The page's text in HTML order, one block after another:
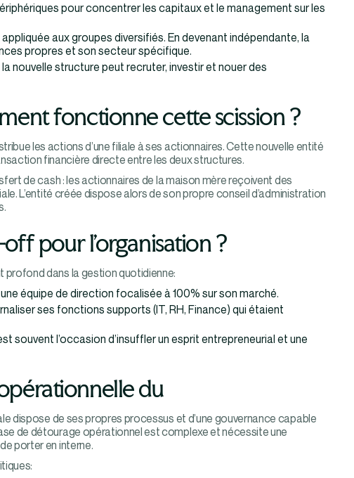
pour concentrer les capitaux et le management sur les
aux groupes diversifiés. En devenant indépendante, la
propres et son secteur spécifique.
nouvelle structure peut recruter, investir et nouer des
fonctionne cette scission ?
les actions d’une filiale à ses actionnaires. Cette nouvelle entité
financière directe entre les deux structures.
de cash : les actionnaires de la maison mère reçoivent des
L’entité créée dispose alors de son propre conseil d’administration
pour l’organisation ?
profond dans la gestion quotidienne:
équipe de direction focalisée à 100% sur son marché.
ses fonctions supports (IT, RH, Finance) qui étaient
souvent l’occasion d’insuffler un esprit entrepreneurial et une
du
dispose de ses propres processus et d’une gouvernance capable
de détourage opérationnel est complexe et nécessite une
porter en interne.